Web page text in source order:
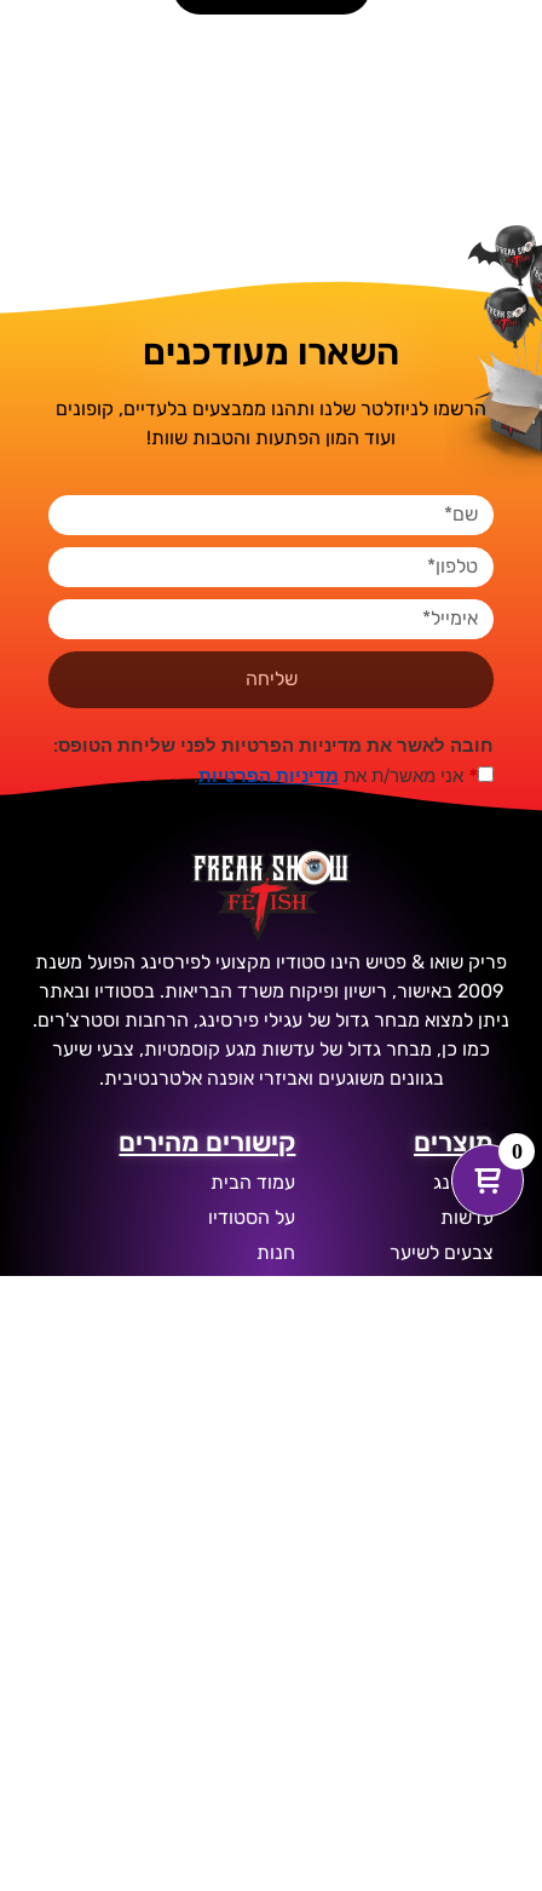
השארו מעודכנים
הרשמו לניוזלטר שלנו ותהנו ממבצעים בלעדיים, קופונים
ועוד המון הפתעות והטבות שוות!
שליחה
חובה לאשר את מדיניות הפרטיות לפני שליחת הטופס:
* אני מאשר/ת את מדיניות הפרטיות.
פריק שואו & פטיש הינו סטודיו מקצועי לפירסינג הפועל משנת
2009 באישור, רישיון ופיקוח משרד הבריאות. בסטודיו ובאתר
ניתן למצוא מבחר גדול של עגילי פירסינג, הרחבות וסטרצ'רים.
כמו כן, מבחר גדול של עדשות מגע קוסמטיות, צבעי שיער
בגוונים משוגעים ואביזרי אופנה אלטרנטיבית.
מוצרים
פירסינג
עדשות
צבעים לשיער
קישורים מהירים
עמוד הבית
על הסטודיו
חנות
0